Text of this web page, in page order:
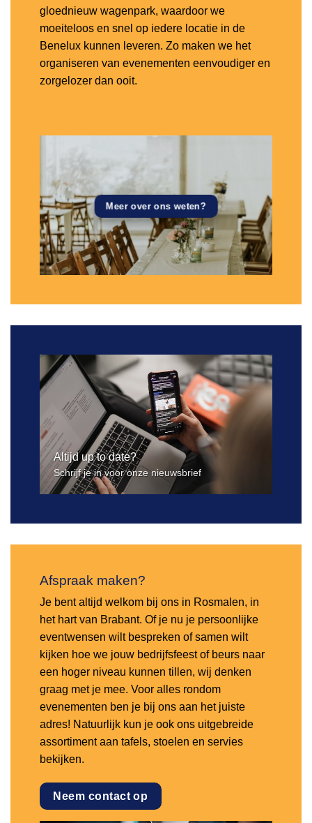
gloednieuw wagenpark, waardoor we
moeiteloos en snel op iedere locatie in de
Benelux kunnen leveren. Zo maken we het
organiseren van evenementen eenvoudiger en
zorgelozer dan ooit.
Meer over ons weten?
Altijd up to date?
Schrijf je in voor onze nieuwsbrief
Afspraak maken?
Je bent altijd welkom bij ons in Rosmalen, in
het hart van Brabant. Of je nu je persoonlijke
eventwensen wilt bespreken of samen wilt
kijken hoe we jouw bedrijfsfeest of beurs naar
een hoger niveau kunnen tillen, wij denken
graag met je mee. Voor alles rondom
evenementen ben je bij ons aan het juiste
adres! Natuurlijk kun je ook ons uitgebreide
assortiment aan tafels, stoelen en servies
bekijken.
Neem contact op